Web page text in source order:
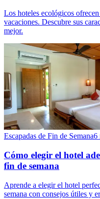
Los hoteles ecológicos
vacaciones. Descubre sus
mejor.
Escapadas de Fin de Semana6
Cómo elegir el hotel
fin de semana
Aprende a elegir el hotel
semana con consejos útiles y